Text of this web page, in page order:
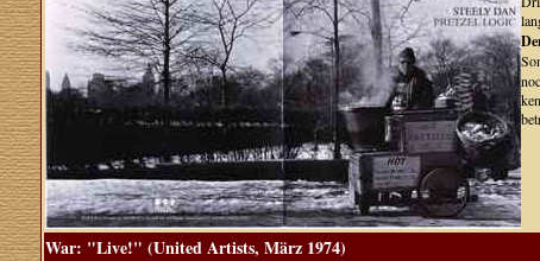
War: "Live!" (United Artists, März 1974)